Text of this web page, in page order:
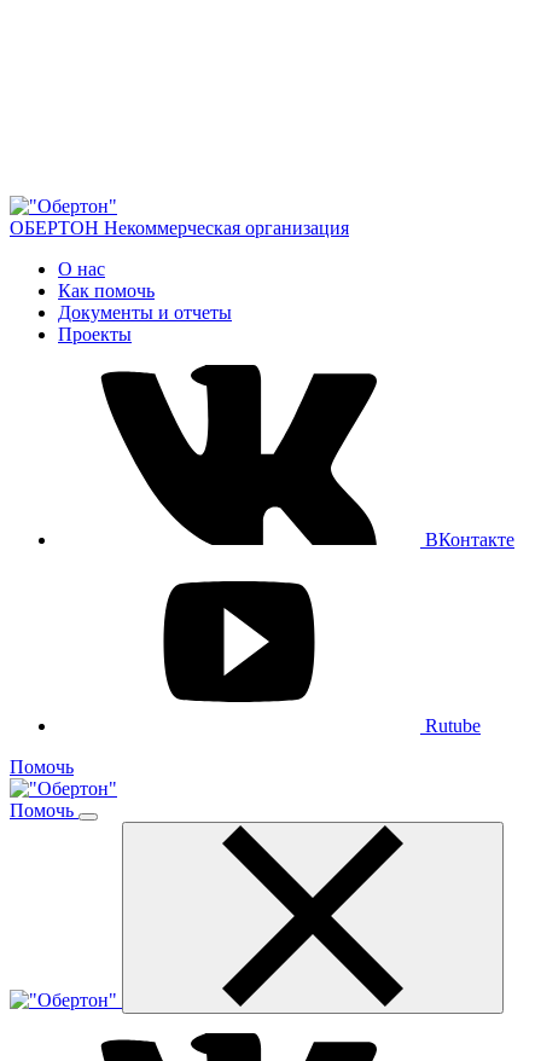
ОБЕРТОН Некоммерческая организация
О нас
Как помочь
Документы и отчеты
Проекты
ВКонтакте
Rutube
Помочь
Помочь